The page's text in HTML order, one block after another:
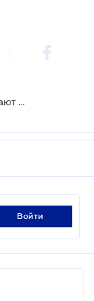
Законопроект о блокировке сайтов обещают доработать
войти